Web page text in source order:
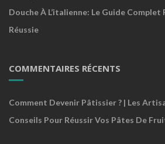
Douche À L’italienne: Le Guide
Réussie
COMMENTAIRES RÉCENTS
Comment Devenir Pâtissier ? | Les
Conseils Pour Réussir Vos Pâtes De